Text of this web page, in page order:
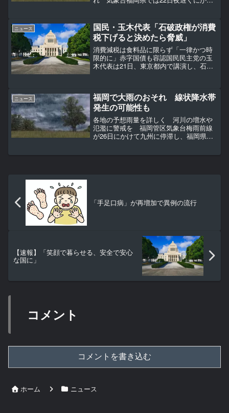
ています。気象台によりますと九州北部
地方では、台風12号...
ニュース
国民・玉木代表「石破政権が消費
税下げると決めたら脅威」
消費減税は食料品に限らず「一律かつ時
限的に」赤字国債も容認国民民主党の玉
木代表は21日、東京都内で講演し、石破
う形であろうと、消費税...
ニュース
福岡で大雨のおそれ 線状降水帯
発生の可能性も
各地の予想雨量を詳しく 河川の増水や
氾濫に警戒を 福岡管区気象台梅雨前線
が26日にかけて九州に停滞し、福岡県で
「手足口病」が再増加で異例の流行
【速報】「笑顔で暮らせる、安全で安心
な国に」
コメント
コメントを書き込む
ホーム ニュース